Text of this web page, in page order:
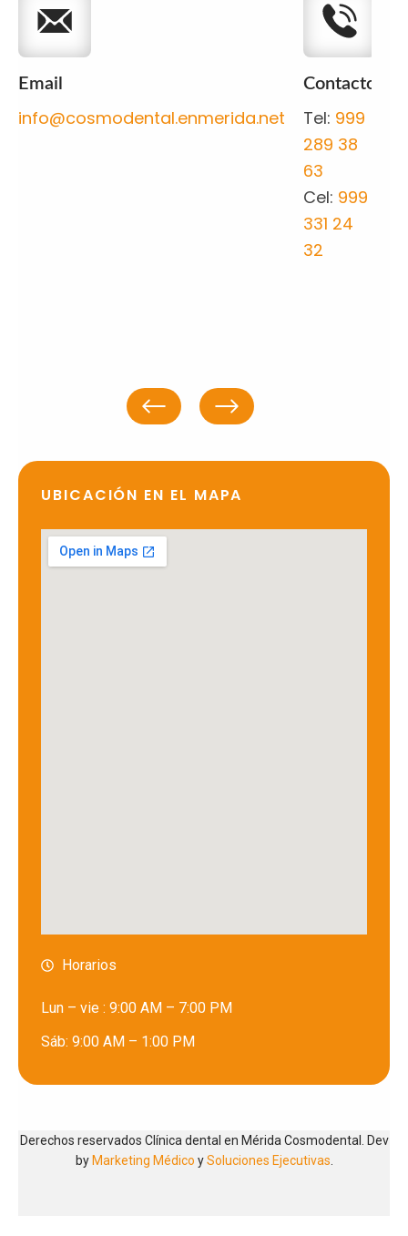
Email
info@cosmodental.enmerida.net
Contacto
Tel: 999
289 38
63
Cel: 999
331 24
32
Previous Next
UBICACIÓN EN EL MAPA
Horarios
Lun – vie : 9:00 AM – 7:00 PM
Sáb: 9:00 AM – 1:00 PM
Derechos reservados Clínica dental en Mérida Cosmodental. Dev
byMarketing Médico ySoluciones Ejecutivas